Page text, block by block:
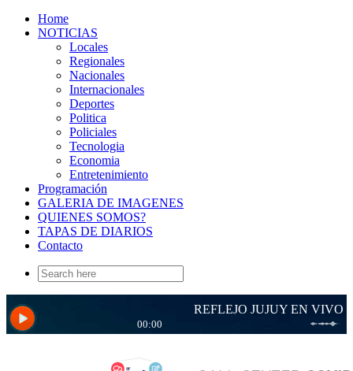
Home
NOTICIAS
Locales
Regionales
Nacionales
Internacionales
Deportes
Politica
Policiales
Tecnologia
Economia
Entretenimiento
Programación
GALERIA DE IMAGENES
QUIENES SOMOS?
TAPAS DE DIARIOS
Contacto
Search
for: